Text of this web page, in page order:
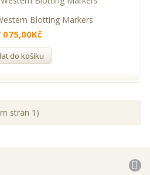
Blotting Markers
075,00Kč
do košíku
stran 1)